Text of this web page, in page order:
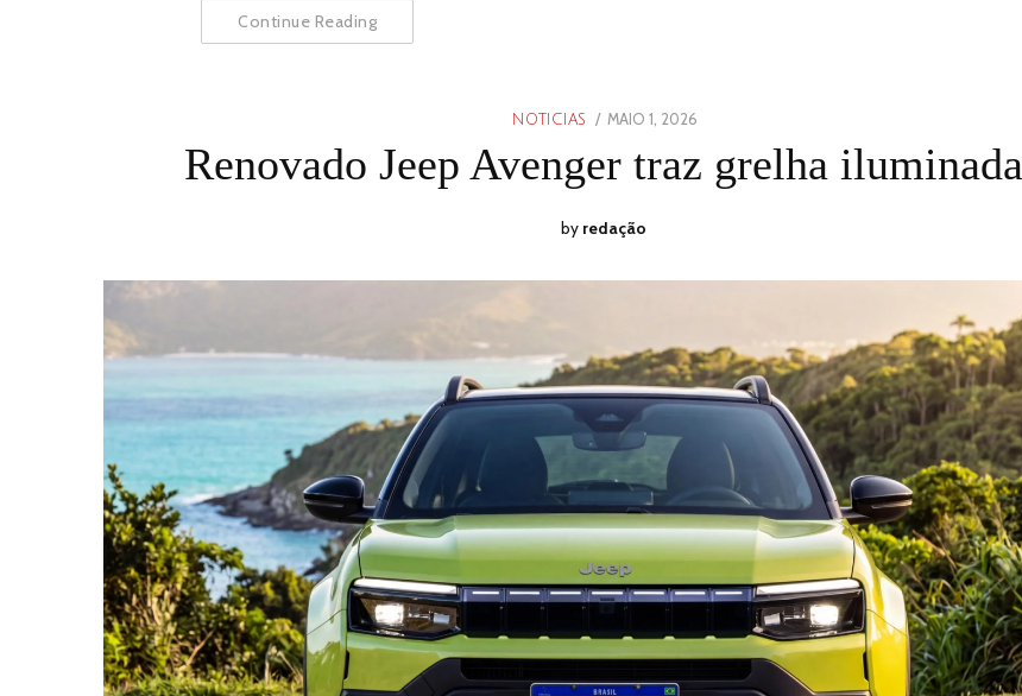
Continue Reading
NOTICIAS
POSTED
MAIO 1, 2026
2026
Renovado Jeep Avenger traz grelha iluminada
by redação